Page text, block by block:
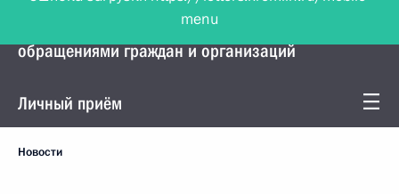
Управление Президента по работе с
обращениями граждан и организаций
Личный приём
Новости
menu